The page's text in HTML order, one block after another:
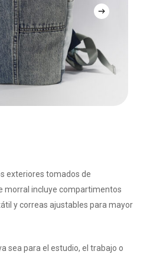
exteriores tomados de
morral incluye compartimentos
y correas ajustables para mayor
sea para el estudio, el trabajo o